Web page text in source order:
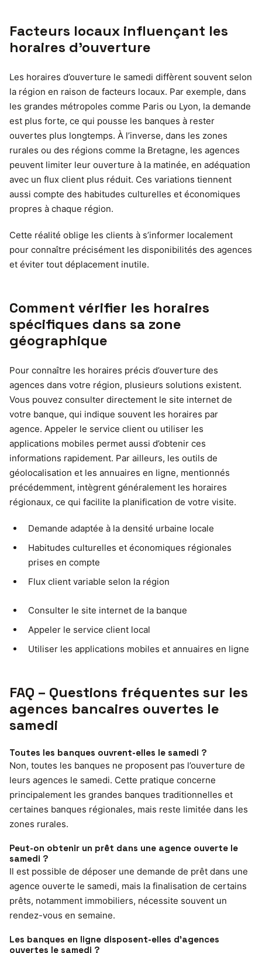
Facteurs locaux influençant les
horaires d’ouverture
Les horaires d’ouverture le samedi diffèrent souvent selon
la région en raison de facteurs locaux. Par exemple, dans
les grandes métropoles comme Paris ou Lyon, la demande
est plus forte, ce qui pousse les banques à rester
ouvertes plus longtemps. À l’inverse, dans les zones
rurales ou des régions comme la Bretagne, les agences
peuvent limiter leur ouverture à la matinée, en adéquation
avec un flux client plus réduit. Ces variations tiennent
aussi compte des habitudes culturelles et économiques
propres à chaque région.
Cette réalité oblige les clients à s’informer localement
pour connaître précisément les disponibilités des agences
et éviter tout déplacement inutile.
Comment vérifier les horaires
spécifiques dans sa zone
géographique
Pour connaître les horaires précis d’ouverture des
agences dans votre région, plusieurs solutions existent.
Vous pouvez consulter directement le site internet de
votre banque, qui indique souvent les horaires par
agence. Appeler le service client ou utiliser les
applications mobiles permet aussi d’obtenir ces
informations rapidement. Par ailleurs, les outils de
géolocalisation et les annuaires en ligne, mentionnés
précédemment, intègrent généralement les horaires
régionaux, ce qui facilite la planification de votre visite.
Demande adaptée à la densité urbaine locale
Habitudes culturelles et économiques régionales
prises en compte
Flux client variable selon la région
Consulter le site internet de la banque
Appeler le service client local
Utiliser les applications mobiles et annuaires en ligne
FAQ – Questions fréquentes sur les
agences bancaires ouvertes le
samedi
Toutes les banques ouvrent-elles le samedi ?
Non, toutes les banques ne proposent pas l’ouverture de
leurs agences le samedi. Cette pratique concerne
principalement les grandes banques traditionnelles et
certaines banques régionales, mais reste limitée dans les
zones rurales.
Peut-on obtenir un prêt dans une agence ouverte le
samedi ?
Il est possible de déposer une demande de prêt dans une
agence ouverte le samedi, mais la finalisation de certains
prêts, notamment immobiliers, nécessite souvent un
rendez-vous en semaine.
Les banques en ligne disposent-elles d’agences
ouvertes le samedi ?